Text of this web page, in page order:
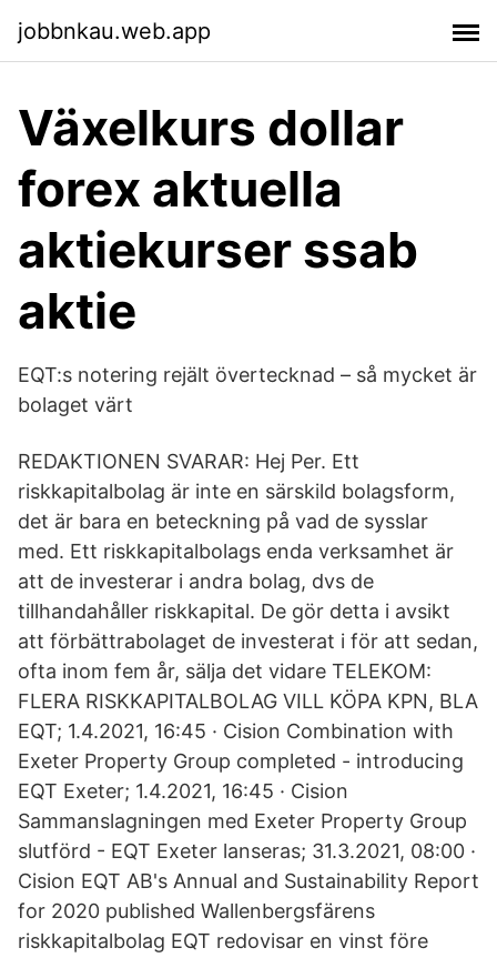
jobbnkau.web.app
Växelkurs dollar
forex aktuella
aktiekurser ssab
aktie
EQT:s notering rejält övertecknad – så mycket är
bolaget värt
REDAKTIONEN SVARAR: Hej Per. Ett
riskkapitalbolag är inte en särskild bolagsform,
det är bara en beteckning på vad de sysslar
med. Ett riskkapitalbolags enda verksamhet är
att de investerar i andra bolag, dvs de
tillhandahåller riskkapital. De gör detta i avsikt
att förbättrabolaget de investerat i för att sedan,
ofta inom fem år, sälja det vidare TELEKOM:
FLERA RISKKAPITALBOLAG VILL KÖPA KPN, BLA
EQT; 1.4.2021, 16:45 · Cision Combination with
Exeter Property Group completed - introducing
EQT Exeter; 1.4.2021, 16:45 · Cision
Sammanslagningen med Exeter Property Group
slutförd - EQT Exeter lanseras; 31.3.2021, 08:00 ·
Cision EQT AB's Annual and Sustainability Report
for 2020 published Wallenbergsfärens
riskkapitalbolag EQT redovisar en vinst före